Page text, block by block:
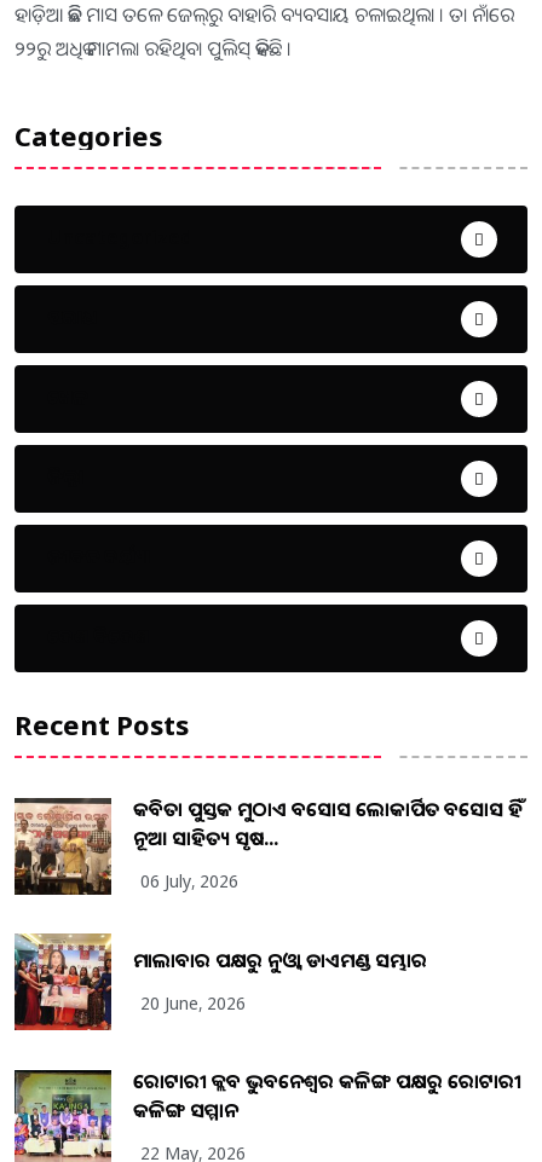
ହାଡ଼ିଆ କିଛି ମାସ ତଳେ ଜେଲ୍‌ରୁ ବାହାରି ବ୍ୟବସାୟ ଚଳାଇଥିଲା । ତା ନାଁରେ
୨୨ରୁ ଅଧିକ ମାମଲା ରହିଥିବା ପୁଲିସ୍‌ କହିଛି ।
Categories
Recent Posts
କବିତା ପୁସ୍ତକ ମୁଠାଏ ଅବସୋସ ଲୋକାର୍ପିତ ଅବସୋସ ହିଁ
ନୂଆ ସାହିତ୍ୟ ସୃଷ...
06 July, 2026
ମାଲାବାର ପକ୍ଷରୁ ନୁଓ୍ବା ଡାଏମଣ୍ଡ ସମ୍ଭାର
20 June, 2026
ରୋଟାରୀ କ୍ଲବ ଭୁବନେଶ୍ୱର କଳିଙ୍ଗ ପକ୍ଷରୁ ରୋଟାରୀ
କଳିଙ୍ଗ ସମ୍ମାନ
22 May, 2026